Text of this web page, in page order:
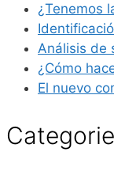
¿Tenemos
Análisis de
¿Cómo
El nuevo